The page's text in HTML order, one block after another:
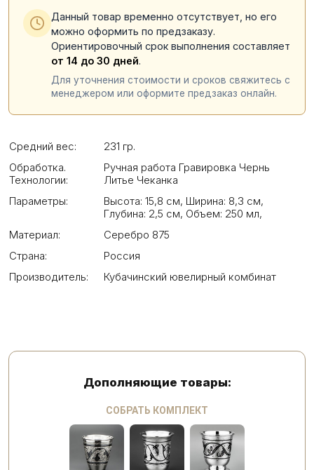
Данный товар временно отсутствует, но его
можно оформить по предзаказу.
Ориентировочный срок выполнения составляет
от 14 до 30 дней.
Для уточнения стоимости и сроков свяжитесь с
менеджером или оформите предзаказ онлайн.
Средний вес:
231 гр.
Обработка.
Технологии:
Ручная работа Гравировка Чернь
Литье Чеканка
Параметры:
Высота: 15,8 см, Ширина: 8,3 см,
Глубина: 2,5 см, Объем: 250 мл,
Материал:
Серебро 875
Страна:
Россия
Производитель:
Кубачинский ювелирный комбинат
Дополняющие товары:
СОБРАТЬ КОМПЛЕКТ